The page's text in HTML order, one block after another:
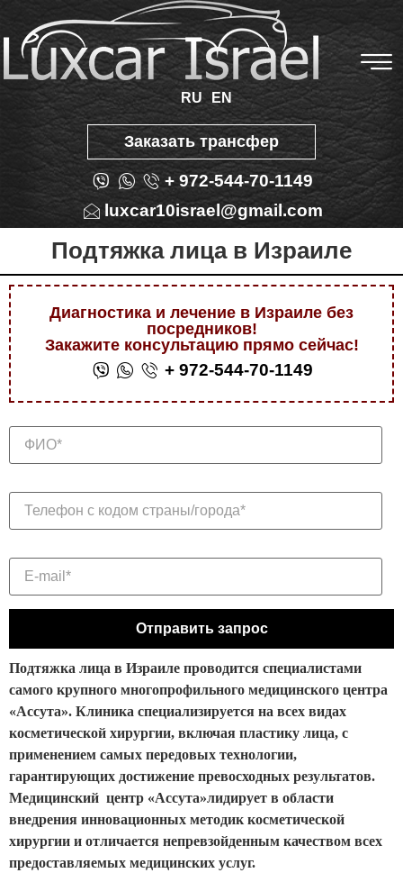
RU EN
Заказать трансфер
+ 972-544-70-1149
luxcar10israel@gmail.com
Подтяжка лица в Израиле
Диагностика и лечение в Израиле без
посредников!
Закажите консультацию прямо сейчас!
+ 972-544-70-1149
Подтяжка лица в Израиле проводится специалистами
самого крупного многопрофильного медицинского центра
«Ассута». Клиника специализируется на всех видах
косметической хирургии, включая пластику лица, с
применением самых передовых технологии,
гарантирующих достижение превосходных результатов.
Медицинский центр «Ассута»лидирует в области
внедрения инновационных методик косметической
хирургии и отличается непревзойденным качеством всех
предоставляемых медицинских услуг.